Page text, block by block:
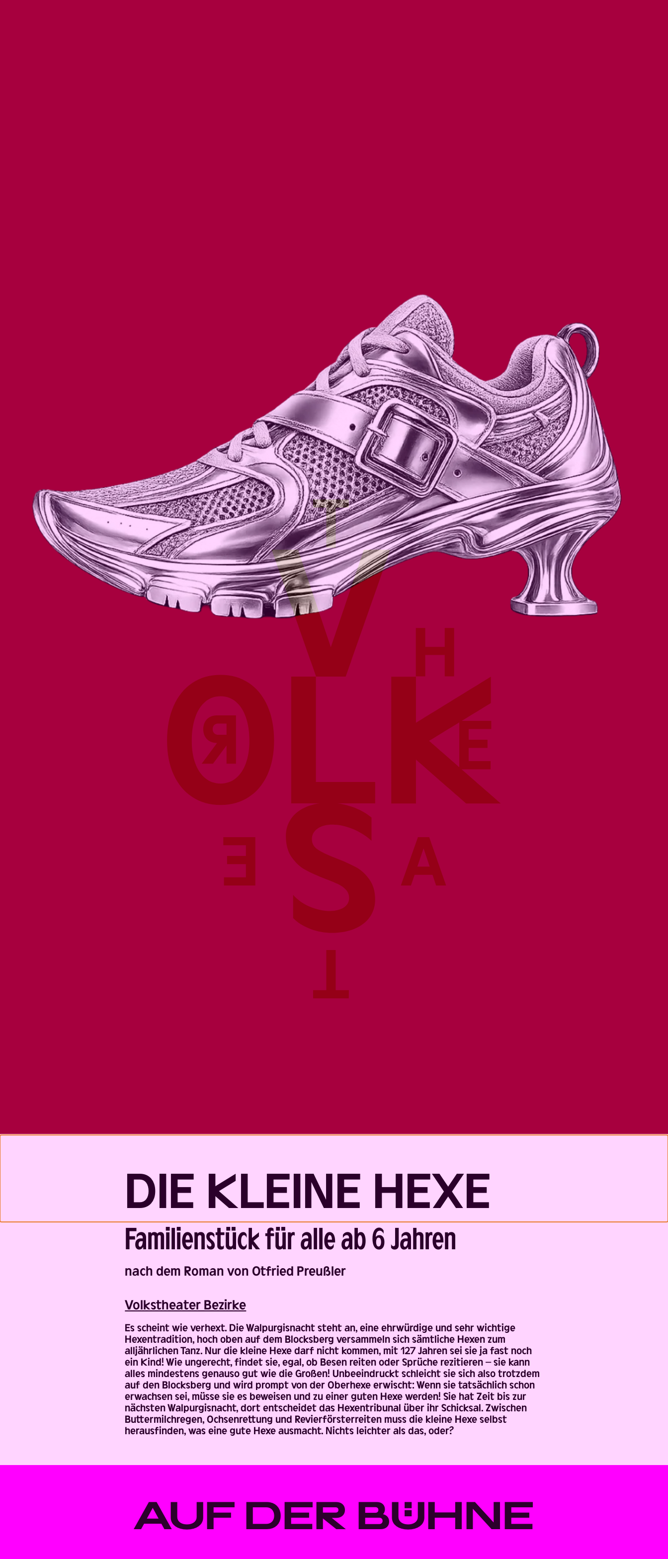
DIE KLEINE HEXE
Back
Familienstück für alle ab 6 Jahren
nach dem Roman von Otfried Preußler
Volks­theater Bezirke
Es scheint wie verhext. Die Walpurgisnacht steht an, eine ehrwürdige und sehr wichtige
Hexentradition, hoch oben auf dem Blocksberg versammeln sich sämtliche Hexen zum
alljährlichen Tanz. Nur die kleine Hexe darf nicht kommen, mit 127 Jahren sei sie ja fast noch
ein Kind! Wie ungerecht, findet sie, egal, ob Besen reiten oder Sprüche rezitieren – sie kann
alles mindestens genauso gut wie die Großen! Unbeeindruckt schleicht sie sich also trotzdem
auf den Blocksberg und wird prompt von der Oberhexe erwischt: Wenn sie tatsächlich schon
erwachsen sei, müsse sie es beweisen und zu einer guten Hexe werden! Sie hat Zeit bis zur
nächsten Walpurgisnacht, dort entscheidet das Hexentribunal über ihr Schicksal. Zwischen
Buttermilchregen, Ochsenrettung und Revierförsterreiten muss die kleine Hexe selbst
herausfinden, was eine gute Hexe ausmacht. Nichts leichter als das, oder?
AUF DER BÜHNE